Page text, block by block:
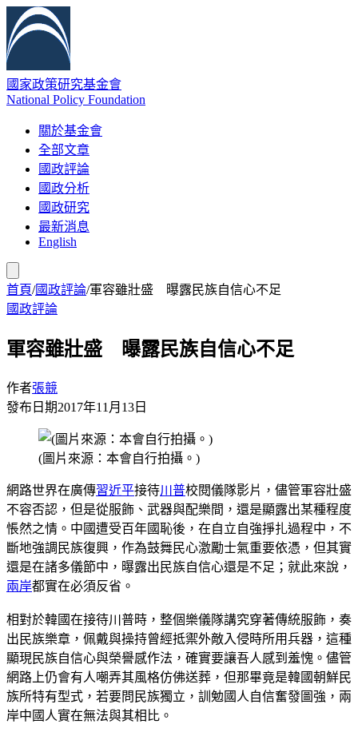
國家政策研究基金會
National Policy Foundation
關於基金會
全部文章
國政評論
國政分析
國政研究
最新消息
English
首頁/國政評論/軍容雖壯盛 曝露民族自信心不足
國政評論
軍容雖壯盛 曝露民族自信心不足
作者張競
發布日期2017年11月13日
(圖片來源：本會自行拍攝。)
網路世界在廣傳習近平接待川普校閱儀隊影片，儘管軍容壯盛
不容否認，但是從服飾、武器與配樂間，還是顯露出某種程度
悵然之情。中國遭受百年國恥後，在自立自強掙扎過程中，不
斷地強調民族復興，作為鼓舞民心激勵士氣重要依憑，但其實
還是在諸多儀節中，曝露出民族自信心還是不足；就此來說，
兩岸都實在必須反省。
相對於韓國在接待川普時，整個樂儀隊講究穿著傳統服飾，奏
出民族樂章，佩戴與操持曾經抵禦外敵入侵時所用兵器，這種
顯現民族自信心與榮譽感作法，確實要讓吾人感到羞愧。儘管
網路上仍會有人嘲弄其風格仿佛送葬，但那畢竟是韓國朝鮮民
族所特有型式，若要問民族獨立，訓勉國人自信奮發圖強，兩
岸中國人實在無法與其相比。